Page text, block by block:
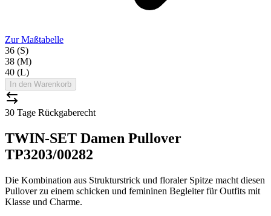
Zur Maßtabelle
36 (S)
38 (M)
40 (L)
In den Warenkorb
30 Tage Rückgaberecht
TWIN-SET Damen Pullover
TP3203/00282
Die Kombination aus Strukturstrick und floraler Spitze macht diesen
Pullover zu einem schicken und femininen Begleiter für Outfits mit
Klasse und Charme.